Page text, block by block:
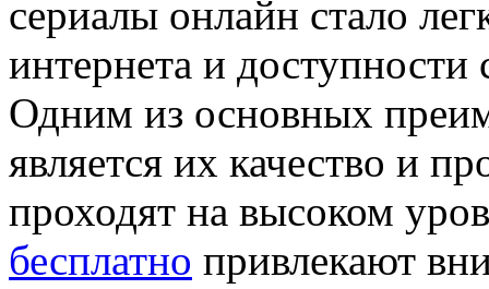
сериалы онлайн стало
интернета и
Одним из основных
является их качество и
проходят на высоком
бесплатно привлекают